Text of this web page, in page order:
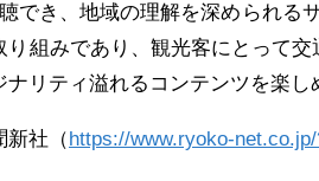
でき、地域の理解を深められる
り組みであり、観光客にとって
リティ溢れるコンテンツを楽し
新社（ https://www.ryoko-